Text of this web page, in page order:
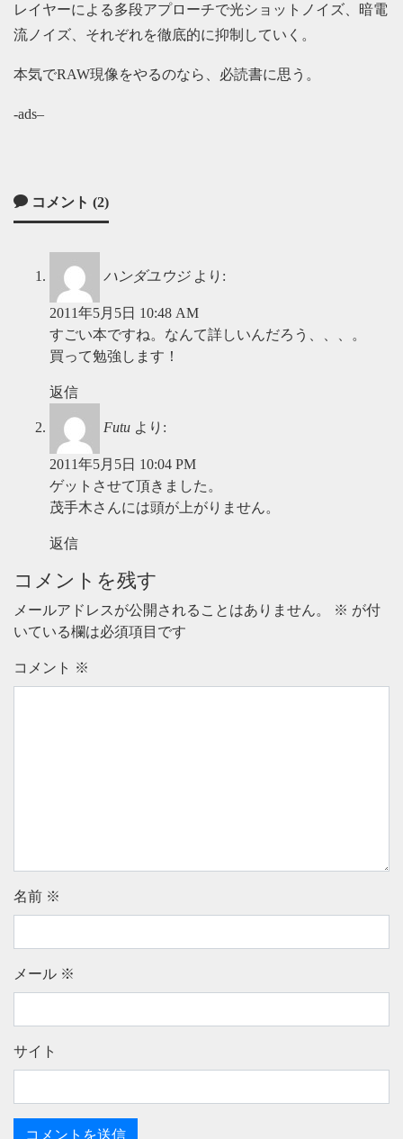
レイヤーによる多段アプローチで光ショットノイズ、暗電
流ノイズ、それぞれを徹底的に抑制していく。
本気でRAW現像をやるのなら、必読書に思う。
-ads–
コメント (2)
ハンダユウジ より:
2011年5月5日 10:48 AM
すごい本ですね。なんて詳しいんだろう、、、。
買って勉強します！
返信
Futu より:
2011年5月5日 10:04 PM
ゲットさせて頂きました。
茂手木さんには頭が上がりません。
返信
コメントを残す
メールアドレスが公開されることはありません。 ※ が付
いている欄は必須項目です
コメント ※
名前 ※
メール ※
サイト